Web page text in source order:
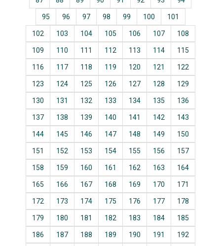
95 96 97 98 99 100 101
102 103 104 105 106 107 108
109 110 111 112 113 114 115
116 117 118 119 120 121 122
123 124 125 126 127 128 129
130 131 132 133 134 135 136
137 138 139 140 141 142 143
144 145 146 147 148 149 150
151 152 153 154 155 156 157
158 159 160 161 162 163 164
165 166 167 168 169 170 171
172 173 174 175 176 177 178
179 180 181 182 183 184 185
186 187 188 189 190 191 192